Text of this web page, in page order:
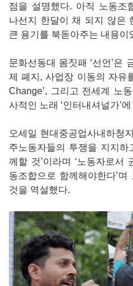
점을 설명했다. 아직 노동조
나선지 한달이 채 되지 않은
큰 용기를 북돋아주는 내용이
문화선동대 몸짓패 ‘선언’은
제 폐지, 사업장 이동의 자유
Change’, 그리고 전세계 노
사적인 노래 ‘인터내셔널가’
오세일 현대중공업사내하청
주노동자들의 투쟁을 지지
께할 것’이라며 ‘노동자로서
동조합으로 함께해야한다’
것을 역설했다.